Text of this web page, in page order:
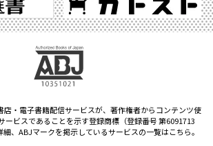
店・電子書籍配信サービスが、著作権者からコンテンツ使
ービスであることを示す登録商標（登録番号 第6091713
、ABJマークを掲示しているサービスの一覧はこちら。